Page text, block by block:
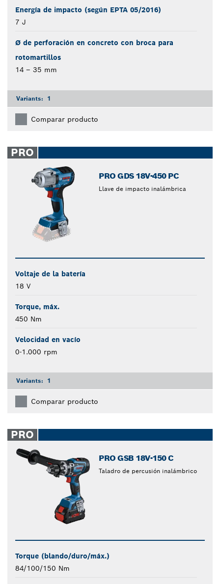
Energía de impacto (según EPTA 05/2016)
7 J
Ø de perforación en concreto con broca para
rotomartillos
14 – 35 mm
Variants: 1
Comparar producto
PRO
PRO GDS 18V-450 PC
Llave de impacto inalámbrica
Voltaje de la batería
18 V
Torque, máx.
450 Nm
Velocidad en vacío
0-1.000 rpm
Variants: 1
Comparar producto
PRO
PRO GSB 18V-150 C
Taladro de percusión inalámbrico
Torque (blando/duro/máx.)
84/100/150 Nm